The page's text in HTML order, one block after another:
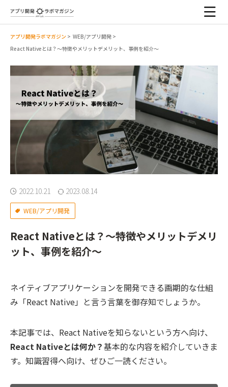
アプリ開発ラボマガジン > WEB/アプリ開発 >
React Nativeとは？～特徴やメリットデメリット、事例を紹介～
2022.10.21 2023.08.14
WEB/アプリ開発
React Nativeとは？～特徴やメリットデメリ
ット、事例を紹介～
ネイティブアプリケーションを開発できる画期的な仕組
み「React Native」と言う言葉を御存知でしょうか。
本記事では、React Nativeを知らないという方へ向け、
React Nativeとは何か？基本的な内容を紹介していきま
す。知識習得へ向け、ぜひご一読ください。